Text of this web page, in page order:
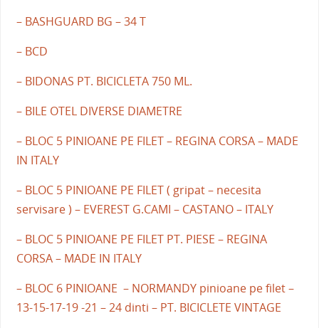
– BASHGUARD BG – 34 T
– BCD
– BIDONAS PT. BICICLETA 750 ML.
– BILE OTEL DIVERSE DIAMETRE
– BLOC 5 PINIOANE PE FILET – REGINA CORSA – MADE
IN ITALY
– BLOC 5 PINIOANE PE FILET ( gripat – necesita
servisare ) – EVEREST G.CAMI – CASTANO – ITALY
– BLOC 5 PINIOANE PE FILET PT. PIESE – REGINA
CORSA – MADE IN ITALY
– BLOC 6 PINIOANE – NORMANDY pinioane pe filet –
13-15-17-19 -21 – 24 dinti – PT. BICICLETE VINTAGE